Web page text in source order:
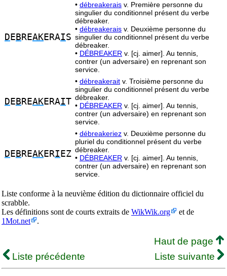
D E B REAKERAIS
• débreakerais v. Première personne du
singulier du conditionnel présent du verbe
débreaker.
• débreakerais v. Deuxième personne du
singulier du conditionnel présent du verbe
débreaker.
• DÉBREAKER v. [cj. aimer]. Au tennis,
contrer (un adversaire) en reprenant son
service.
D E B REAKERAIT
• débreakerait v. Troisième personne du
singulier du conditionnel présent du verbe
débreaker.
• DÉBREAKER v. [cj. aimer]. Au tennis,
contrer (un adversaire) en reprenant son
service.
D E B REAKERI EZ
• débreakeriez v. Deuxième personne du
pluriel du conditionnel présent du verbe
débreaker.
• DÉBREAKER v. [cj. aimer]. Au tennis,
contrer (un adversaire) en reprenant son
service.
Liste conforme à la neuvième édition du dictionnaire officiel du
scrabble.
Les définitions sont de courts extraits de WikWik.org
et de
1Mot.net
.
Haut de page
Liste précédente
Liste suivante